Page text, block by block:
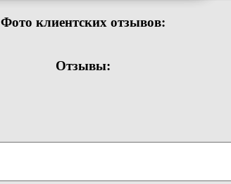
Фото клиентских отзывов:
Отзывы: